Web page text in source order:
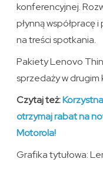
konferencyjnej.
płynną współpracę
na treści spotkania.
Pakiety Lenovo
sprzedaży w
Czytaj też:
otrzymaj rabat na
Motorola!
Grafika tytułowa: